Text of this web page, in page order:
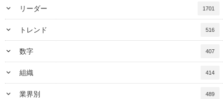
keyboard_arrow_down リーダー 1701
keyboard_arrow_down トレンド 516
keyboard_arrow_down 数字 407
keyboard_arrow_down 組織 414
keyboard_arrow_down 業界別 489